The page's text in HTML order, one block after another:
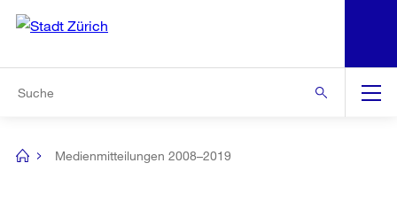
Navigation
[no
Medienmitteilungen 2008–2019